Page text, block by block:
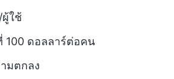
ผู้ใช้
100 ดอลลาร์ต่อคน
มตกลง